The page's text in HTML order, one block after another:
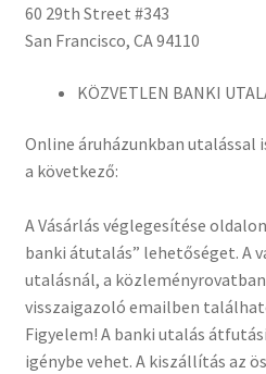
60 29th Street #343
San Francisco, CA 94110
KÖZVETLEN BANKI
Online áruházunkban utalással
a következő:
A Vásárlás véglegesítése
banki átutalás” lehetőséget. A
utalásnál, a
visszaigazoló emailben
Figyelem! A banki utalás
igénybe vehet. A kiszállítás az